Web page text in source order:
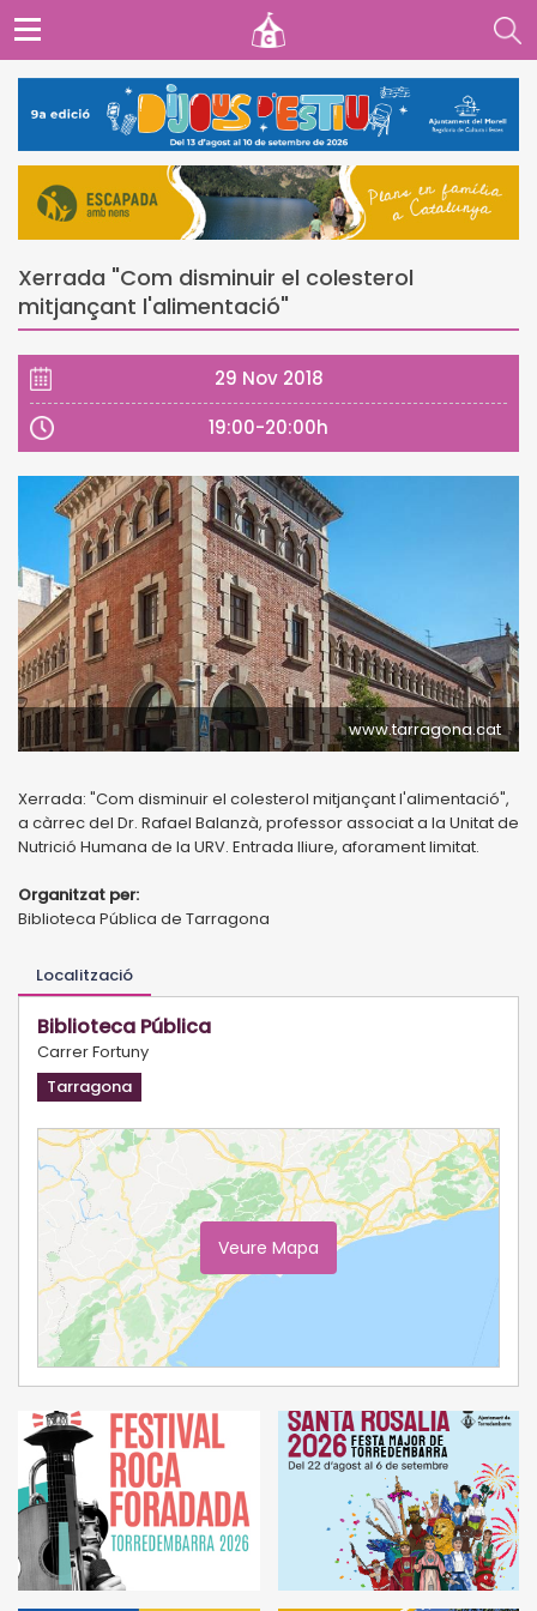
Xerrada "Com disminuir el colesterol
mitjançant l'alimentació"
29 Nov 2018
19:00-20:00h
www.tarragona.cat
Xerrada: "Com disminuir el colesterol mitjançant l'alimentació",
a càrrec del Dr. Rafael Balanzà, professor associat a la Unitat de
Nutrició Humana de la URV. Entrada lliure, aforament limitat.
Organitzat per:
Biblioteca Pública de Tarragona
Localització
Biblioteca Pública
Carrer Fortuny
Tarragona
Veure Mapa